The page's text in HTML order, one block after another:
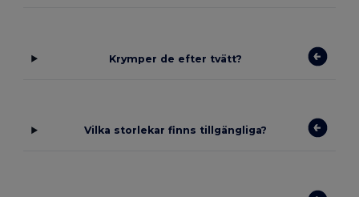
Krymper de efter tvätt?
Vilka storlekar finns tillgängliga?